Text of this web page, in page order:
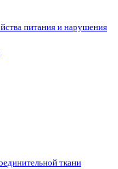
питания и нарушения
ткани